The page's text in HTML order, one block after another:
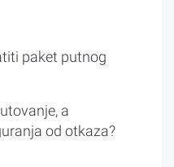
paket putnog
a
od otkaza?